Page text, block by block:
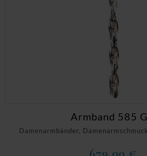
Damenarmbänder,
Armband 585